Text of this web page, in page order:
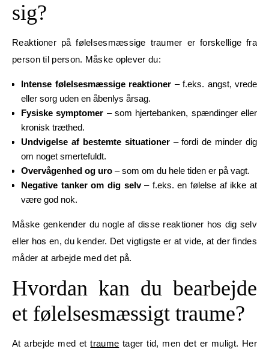
sig?
Reaktioner på følelsesmæssige traumer er forskellige fra
person til person. Måske oplever du:
Intense følelsesmæssige reaktioner – f.eks. angst, vrede
eller sorg uden en åbenlys årsag.
Fysiske symptomer – som hjertebanken, spændinger eller
kronisk træthed.
Undvigelse af bestemte situationer– fordi de minder dig
om noget smertefuldt.
Overvågenhed og uro – som om du hele tiden er på vagt.
Negative tanker om dig selv– f.eks. en følelse af ikke at
være god nok.
Måske genkender du nogle af disse reaktioner hos dig selv
eller hos en, du kender. Det vigtigste er at vide, at der findes
måder at arbejde med det på.
Hvordan kan du bearbejde
et følelsesmæssigt traume?
At arbejde med ettraume tager tid, men det er muligt. Her